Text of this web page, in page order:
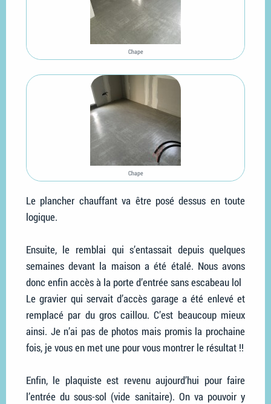
Chape
Chape
Le plancher chauffant va être posé dessus en toute
logique.
Ensuite, le remblai qui s’entassait depuis quelques
semaines devant la maison a été étalé. Nous avons
donc enfin accès à la porte d’entrée sans escabeau lol
Le gravier qui servait d’accès garage a été enlevé et
remplacé par du gros caillou. C’est beaucoup mieux
ainsi. Je n’ai pas de photos mais promis la prochaine
fois, je vous en met une pour vous montrer le résultat !!
Enfin, le plaquiste est revenu aujourd’hui pour faire
l’entrée du sous-sol (vide sanitaire). On va pouvoir y